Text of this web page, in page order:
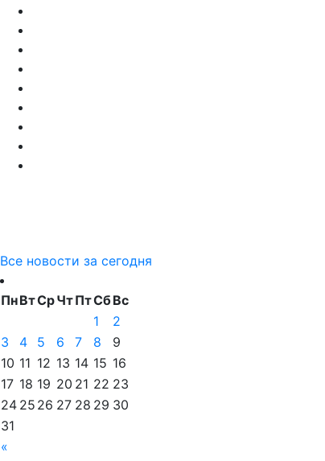
Все новости за сегодня
ПнВтСрЧтПтСбВс
«
1
2
3
4 5 6 7 8
9
10 11 12 13 14 15 16
17 18 19 20 21 22 23
24 25 26 27 28 29 30
31